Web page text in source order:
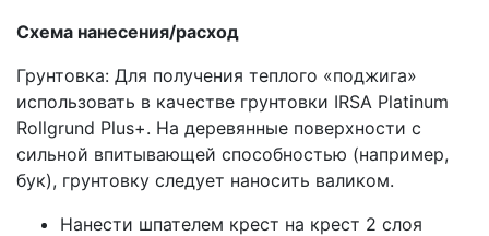
Схема нанесения/расход
Грунтовка: Для получения теплого «поджига»
использовать в качестве грунтовки IRSA Platinum
Rollgrund Plus+. На деревянные поверхности с
сильной впитывающей способностью (например,
бук), грунтовку следует наносить валиком.
Нанести шпателем крест на крест 2 слоя